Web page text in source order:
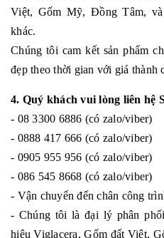
Việt, Gốm Mỹ, Đồng Tâm,
khác.
Chúng tôi cam kết sản phẩm
đẹp theo thời gian với giá thành
4. Quý khách vui lòng liên hệ
- 08 3300 6886 (có zalo/viber)
- 0888 417 666 (có zalo/viber)
- 0905 955 956 (có zalo/viber)
- 086 545 8668 (có zalo/viber)
- Vận chuyển đến chân công
- Chúng tôi là đại lý phân
hiệu Viglacera, Gốm đất Việt,